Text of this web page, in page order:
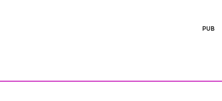
PUB